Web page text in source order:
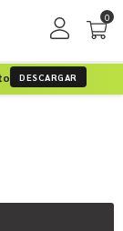
0
DESCARGAR